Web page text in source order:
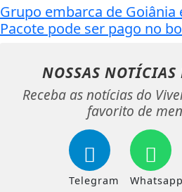
Grupo embarca de Goiânia
Pacote pode ser pago no
NOSSAS NOTÍCIAS
Receba as notícias do
favorito de
Telegram Whatsapp